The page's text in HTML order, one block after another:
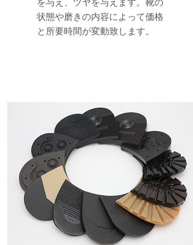
状態や磨きの内容によって価格
と所要時間が変動致します。